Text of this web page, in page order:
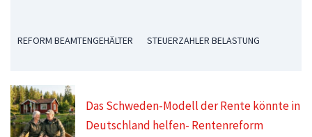
REFORM BEAMTENGEHÄLTER STEUERZAHLER BELASTUNG
Das Schweden-Modell der Rente könnte in
Deutschland helfen- Rentenreform